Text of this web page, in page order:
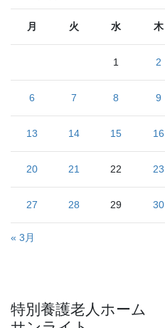
月 火 水 木
1 2
6 7 8 9
13 14 15 16
20 21 22 23
27 28 29 30
« 3月
特別養護老人ホーム